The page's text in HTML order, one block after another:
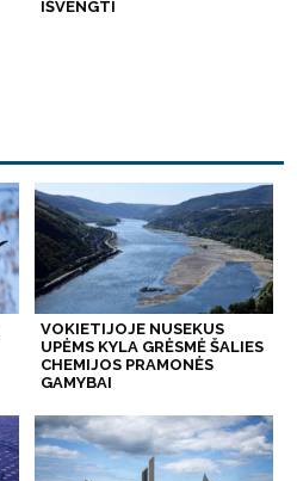
IŠVENGTI
VOKIETIJOJE NUSEKUS
UPĖMS KYLA GRĖSMĖ ŠALIES
CHEMIJOS PRAMONĖS
GAMYBAI